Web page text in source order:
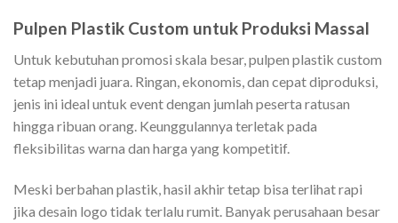
Pulpen Plastik Custom untuk Produksi Massal
Untuk kebutuhan promosi skala besar, pulpen plastik custom
tetap menjadi juara. Ringan, ekonomis, dan cepat diproduksi,
jenis ini ideal untuk event dengan jumlah peserta ratusan
hingga ribuan orang. Keunggulannya terletak pada
fleksibilitas warna dan harga yang kompetitif.
Meski berbahan plastik, hasil akhir tetap bisa terlihat rapi
jika desain logo tidak terlalu rumit. Banyak perusahaan besar